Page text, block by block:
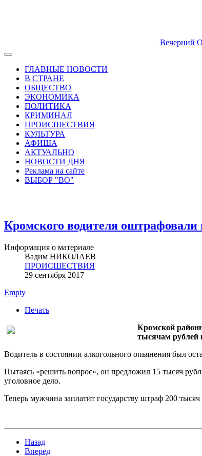
Вечерний
ГЛАВНЫЕ НОВОСТИ
В СТРАНЕ
ОБЩЕСТВО
ЭКОНОМИКА
ПОЛИТИКА
КРИМИНАЛ
ПРОИСШЕСТВИЯ
КУЛЬТУРА
АФИША
АКТУАЛЬНО
НОВОСТИ ДНЯ
Реклама на сайте
ВЫБОР "ВО"
Кромского водителя
Информация о материале
Вадим НИКОЛАЕВ
ПРОИСШЕСТВИЯ
29 сентября 2017
Empty
Печать
Кромской
тысячам рублей
Водитель в состоянии алкогольного опьянения был
Пытаясь «решить вопрос», он предложил 15 тысяч
уголовное дело.
Теперь мужчина заплатит государству штраф 200 тысяч
Назад
Вперед